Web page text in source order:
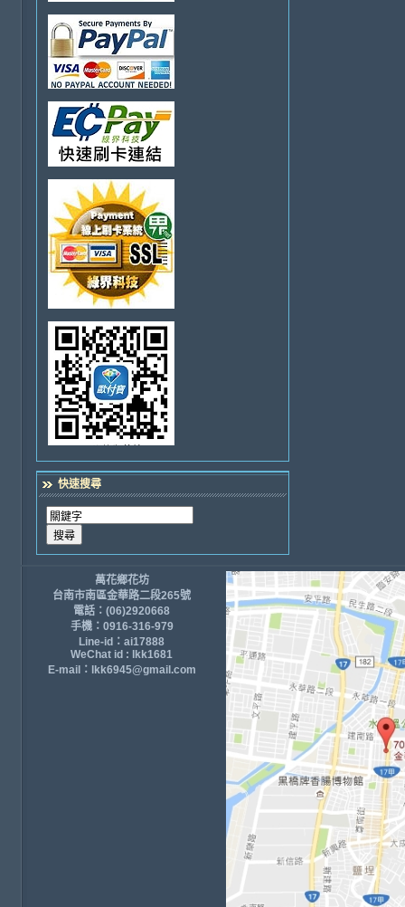
快速搜尋
萬花鄉花坊
台南市南區金華路二段265號
電話：(06)2920668
手機：0916-316-979
Line-id：ai17888
WeChat id : lkk1681
E-mail：lkk6945@gmail.com